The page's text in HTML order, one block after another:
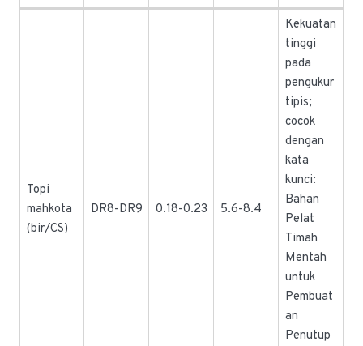
Topi
mahkota
(bir/CS)
DR8-DR9 0.18-0.23 5.6-8.4
Kekuatan
tinggi
pada
pengukur
tipis;
cocok
dengan
kata
kunci:
Bahan
Pelat
Timah
Mentah
untuk
Pembuat
an
Penutup